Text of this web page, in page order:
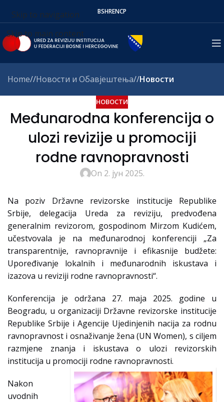
Skip to navigation
Skip to main content
BSHRENСР
Home/ Новости и Обавјештења/ Новости
НОВОСТИ
Međunarodna konferencija o
ulozi revizije u promociji
rodne ravnopravnosti
On 2. јун 2025.
Na poziv Državne revizorske institucije Republike
Srbije, delegacija Ureda za reviziju, predvođena
generalnim revizorom, gospodinom Mirzom Kudićem,
učestvovala je na međunarodnoj konferenciji „Za
transparentnije, ravnopravnije i efikasnije budžete:
Upoređivanje lokalnih i međunarodnih iskustava i
izazova u reviziji rodne ravnopravnosti“.
Konferencija je održana 27. maja 2025. godine u
Beogradu, u organizaciji Državne revizorske institucije
Republike Srbije i Agencije Ujedinjenih nacija za rodnu
ravnopravnost i osnaživanje žena (UN Women), s ciljem
razmjene znanja i iskustava o ulozi revizorskih
institucija u promociji rodne ravnopravnosti.
Nakon
uvodnih